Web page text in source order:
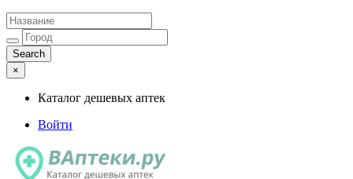
×
Каталог дешевых аптек
Войти